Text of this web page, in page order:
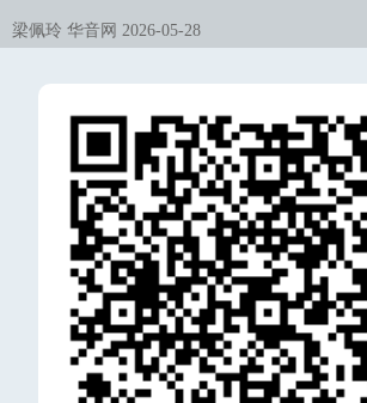
梁佩玲 华音网 2026-05-28